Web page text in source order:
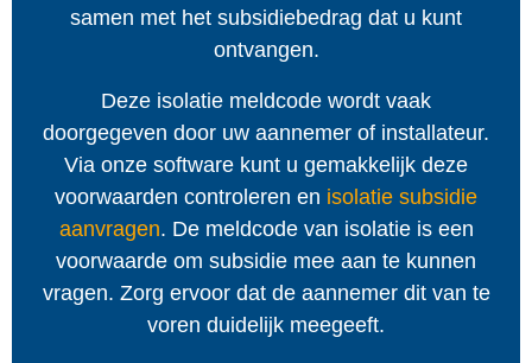
samen met het subsidiebedrag dat u kunt
ontvangen.
Deze isolatie meldcode wordt vaak
doorgegeven door uw aannemer of installateur.
Via onze software kunt u gemakkelijk deze
voorwaarden controleren en isolatie subsidie
aanvragen. De meldcode van isolatie is een
voorwaarde om subsidie mee aan te kunnen
vragen. Zorg ervoor dat de aannemer dit van te
voren duidelijk meegeeft.